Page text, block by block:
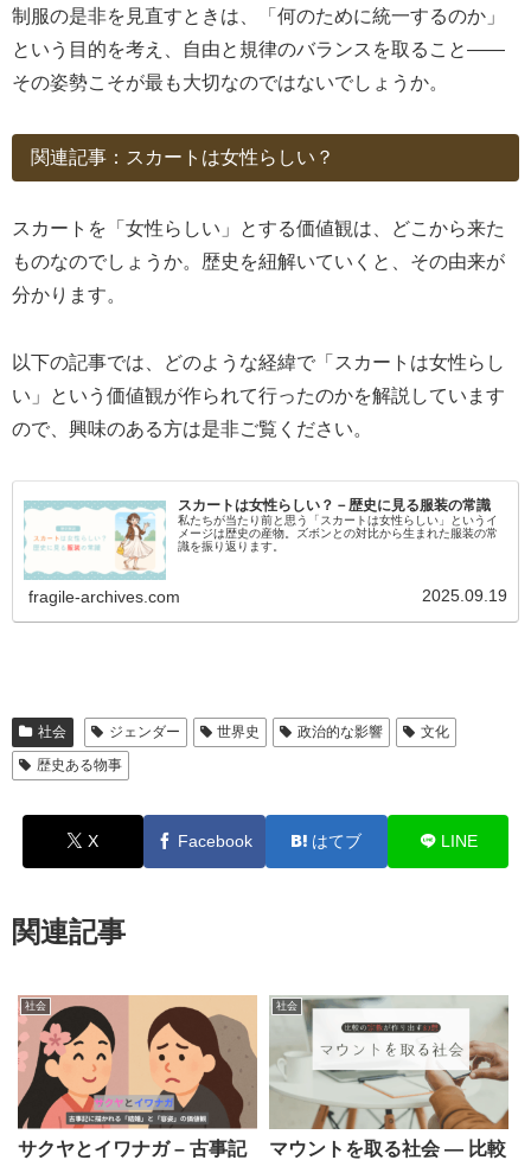
制服の是非を見直すときは、「何のために統一するのか」
という目的を考え、自由と規律のバランスを取ること――
その姿勢こそが最も大切なのではないでしょうか。
関連記事：スカートは女性らしい？
スカートを「女性らしい」とする価値観は、どこから来た
ものなのでしょうか。歴史を紐解いていくと、その由来が
分かります。
以下の記事では、どのような経緯で「スカートは女性らし
い」という価値観が作られて行ったのかを解説しています
ので、興味のある方は是非ご覧ください。
スカートは女性らしい？－歴史に見る服装の常識
私たちが当たり前と思う「スカートは女性らしい」というイ
メージは歴史の産物。ズボンとの対比から生まれた服装の常
識を振り返ります。
fragile-archives.com 2025.09.19
社会 ジェンダー 世界史 政治的な影響
文化
歴史ある物事
X Facebook はてブ LINE
関連記事
社会
サクヤとイワナガ – 古事記
社会
マウントを取る社会 ― 比較